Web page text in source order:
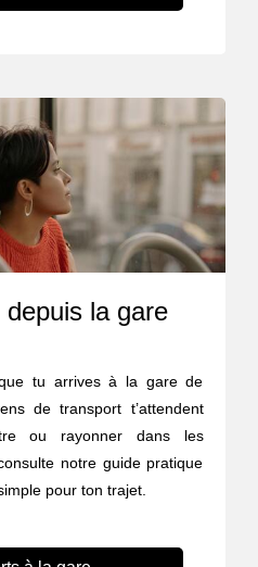
la gare
tu arrives à la gare de
de transport t’attendent
ou rayonner dans les
notre guide pratique
pour ton trajet.